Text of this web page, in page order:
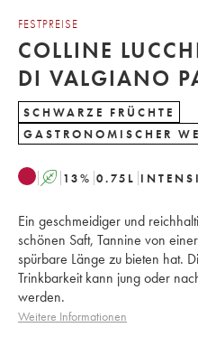
FESTPREISE
COLLINE
SCHWARZE FRÜCHTE
GASTRONOMISCHER
A 13% 0.75 L
Ein geschmeidiger und
schönen Saft, Tannine von
spürbare Länge zu bieten hat.
Trinkbarkeit kann jung oder
werden.
Weitere Informationen